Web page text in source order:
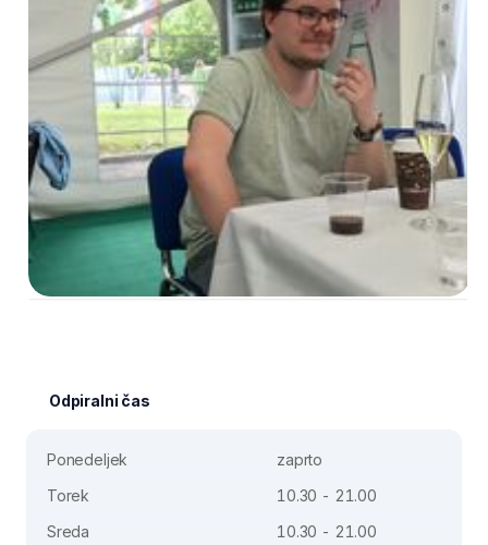
Odpiralni čas
Ponedeljek
zaprto
Torek
10.30 - 21.00
Sreda
10.30 - 21.00